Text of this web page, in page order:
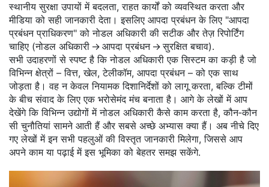
स्थानीय सुरक्षा उपायों में बदलता, राहत कार्यों को व्यवस्थित करता और
मीडिया को सही जानकारी देता। इसलिए आपदा प्रबंधन के लिए "आपदा
प्रबंधन प्राधिकरण" को नोडल अधिकारी की सटीक और तेज़ रिपोर्टिंग
चाहिए (नोडल अधिकारी → आपदा प्रबंधन → सुरक्षित बचाव).
सभी उदाहरणों से स्पष्ट है कि नोडल अधिकारी एक सिस्टम का कड़ी है जो
विभिन्न क्षेत्रों – वित्त, खेल, टेलीकॉम, आपदा प्रबंधन – को एक साथ
जोड़ता है। वह न केवल नियामक दिशानिर्देशों को लागू करता, बल्कि टीमों
के बीच संवाद के लिए एक भरोसेमंद मंच बनाता है। आगे के लेखों में आप
देखेंगे कि विभिन्न उद्योगों में नोडल अधिकारी कैसे काम करता है, कौन‑कौन
सी चुनौतियां सामने आती हैं और सबसे अच्छे अभ्यास क्या हैं। अब नीचे दिए
गए लेखों में इन सभी पहलुओं की विस्तृत जानकारी मिलेगा, जिससे आप
अपने काम या पढ़ाई में इस भूमिका को बेहतर समझ सकेंगे.